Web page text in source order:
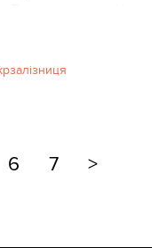
фронтовій
залізничній
6 7 >